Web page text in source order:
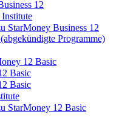
12
StarMoney Business 12
Programme)
12 Basic
Basic
Basic
StarMoney 12 Basic